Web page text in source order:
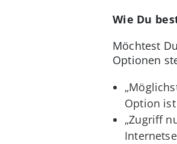
Wie Du
Möchtest
Optionen
Option
„Zugriff